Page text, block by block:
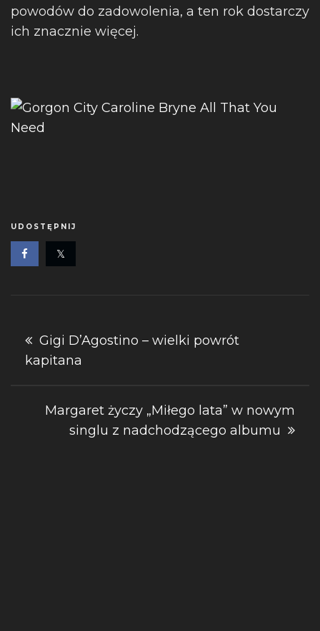
powodów do zadowolenia, a ten rok dostarczy
ich znacznie więcej.
UDOSTĘPNIJ
Nawigacja
wpisu
Gigi D’Agostino – wielki powrót
kapitana
Margaret życzy „Miłego lata” w nowym
singlu z nadchodzącego albumu